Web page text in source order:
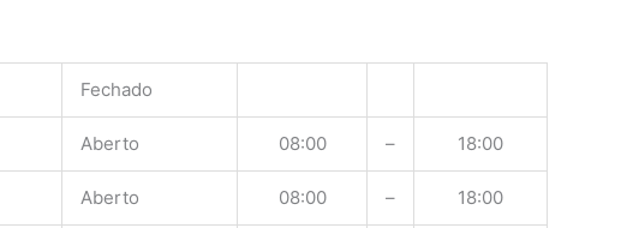
Fechado
Aberto 08:00 – 18:00
Aberto 08:00 – 18:00